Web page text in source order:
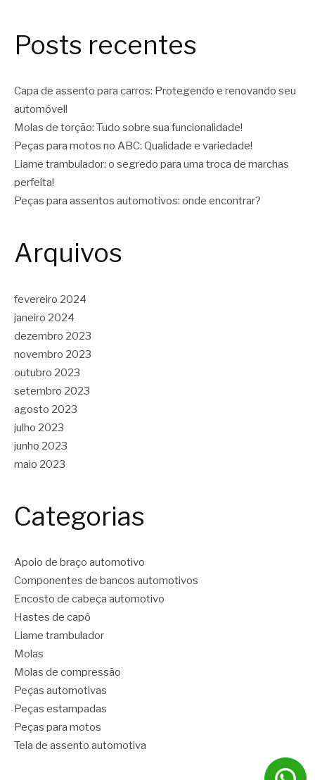
Posts recentes
Capa de assento para carros: Protegendo e renovando seu
automóvel!
Molas de torção: Tudo sobre sua funcionalidade!
Peças para motos no ABC: Qualidade e variedade!
Liame trambulador: o segredo para uma troca de marchas
perfeita!
Peças para assentos automotivos: onde encontrar?
Arquivos
fevereiro 2024
janeiro 2024
dezembro 2023
novembro 2023
outubro 2023
setembro 2023
agosto 2023
julho 2023
junho 2023
maio 2023
Categorias
Apoio de braço automotivo
Componentes de bancos automotivos
Encosto de cabeça automotivo
Hastes de capô
Liame trambulador
Molas
Molas de compressão
Peças automotivas
Peças estampadas
Peças para motos
Tela de assento automotiva